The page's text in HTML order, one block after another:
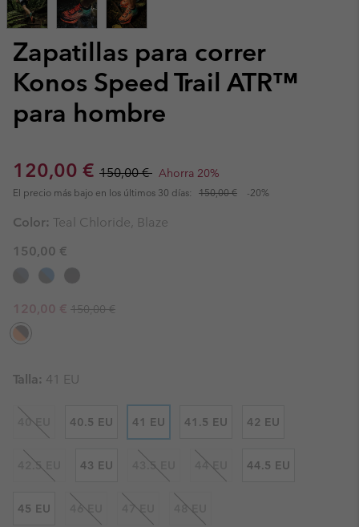
Zapatillas para correr
Konos Speed Trail ATR™
para hombre
Sale price:
120,00 € Regular price:
150,00 € Ahorra 20%
El precio más bajo en los últimos 30 días: 150,00 € -20%
Color: Teal Chloride, Blaze
150,00 €
Sale price:
120,00 € Regular price:
150,00 €
Talla: 41 EU
40 EU 40.5 EU 41 EU 41.5 EU 42 EU
42.5 EU 43 EU 43.5 EU 44 EU 44.5 EU
45 EU 46 EU 47 EU 48 EU